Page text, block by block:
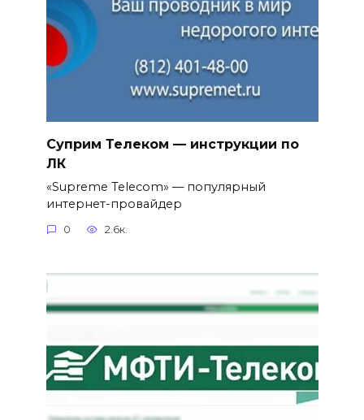
Суприм Телеком — инструкции по
ЛК
«Supreme Telecom» — популярный
интернет-провайдер
0 2.6к.